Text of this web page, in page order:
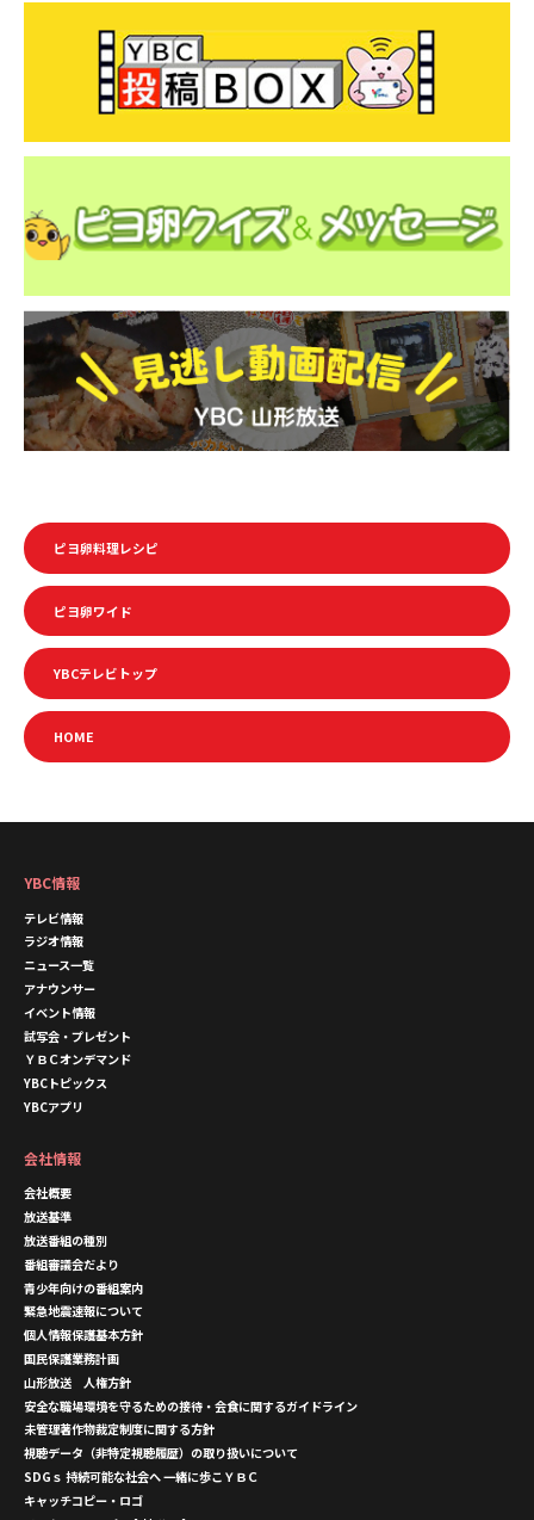
ピヨ卵料理レシピ
ピヨ卵ワイド
YBCテレビトップ
HOME
YBC情報
テレビ情報
ラジオ情報
ニュース一覧
アナウンサー
イベント情報
試写会・プレゼント
ＹＢＣオンデマンド
YBCトピックス
YBCアプリ
会社情報
会社概要
放送基準
放送番組の種別
番組審議会だより
青少年向けの番組案内
緊急地震速報について
個人情報保護基本方針
国民保護業務計画
山形放送 人権方針
安全な職場環境を守るための接待・会食に関するガイドライン
未管理著作物裁定制度に関する方針
視聴データ（非特定視聴履歴）の取り扱いについて
SDGｓ 持続可能な社会へ 一緒に歩こＹＢＣ
キャッチコピー・ロゴ